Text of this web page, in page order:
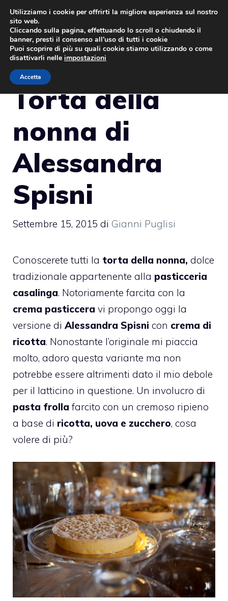
Vai
contenuto
Torta della
nonna di
Alessandra
Spisni
Settembre 15, 2015 di Gianni Puglisi
Conoscerete tutti la torta della nonna, dolce
tradizionale appartenente alla pasticceria
casalinga. Notoriamente farcita con la
crema pasticcera vi propongo oggi la
versione di Alessandra Spisni con crema di
ricotta. Nonostante l’originale mi piaccia
molto, adoro questa variante ma non
potrebbe essere altrimenti dato il mio debole
per il latticino in questione. Un involucro di
pasta frolla farcito con un cremoso ripieno
a base di ricotta, uova e zucchero, cosa
volere di più?
Utilizziamo i cookie per offrirti la migliore esperienza sul nostro
sito web.
Cliccando sulla pagina, effettuando lo scroll o chiudendo il
banner, presti il consenso all’uso di tutti i cookie
Puoi scoprire di più su quali cookie stiamo utilizzando o come
disattivarli nelle impostazioni
Accetta